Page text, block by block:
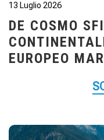
13 Luglio 2026
DE COSMO
EUROPEO